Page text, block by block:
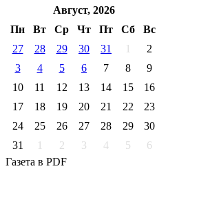
Август, 2026
Пн
Вт Ср Чт Пт Cб
Вс
27
28 29 30 31 1
2
3
4 5 6 7 8
9
10
11 12 13 14 15
16
17
18 19 20 21 22
23
24
25 26 27 28 29
30
31
1 2 3 4 5
6
Газета в PDF